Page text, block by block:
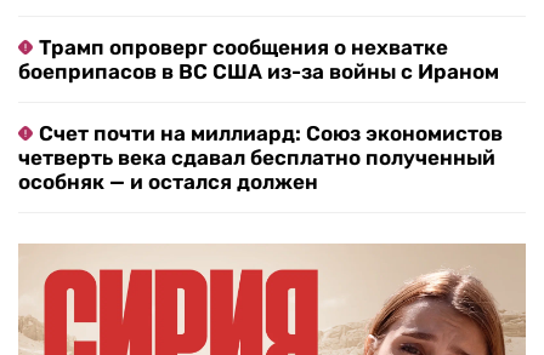
Трамп опроверг сообщения о нехватке
боеприпасов в ВС США из-за войны с Ираном
Счет почти на миллиард: Союз экономистов
четверть века сдавал бесплатно полученный
особняк — и остался должен